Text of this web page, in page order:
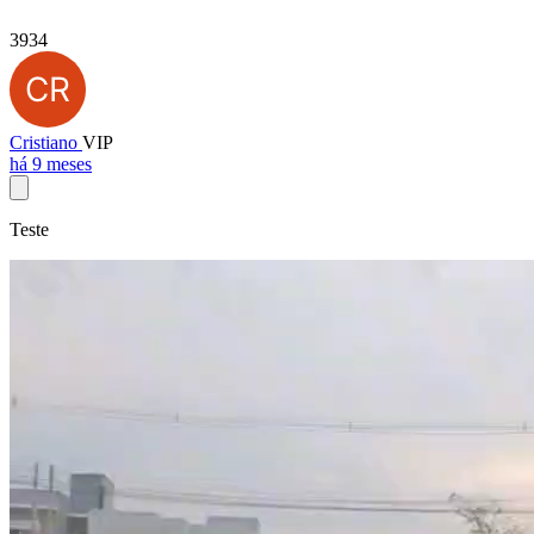
3934
Cristiano VIP
há 9 meses
Teste